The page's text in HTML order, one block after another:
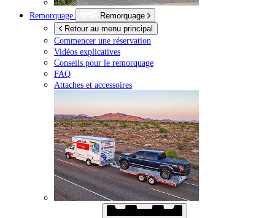
Remorquage
Remorquage
Retour au menu principal
Commencer une réservation
Vidéos explicatives
Conseils pour le remorquage
FAQ
Attaches et accessoires